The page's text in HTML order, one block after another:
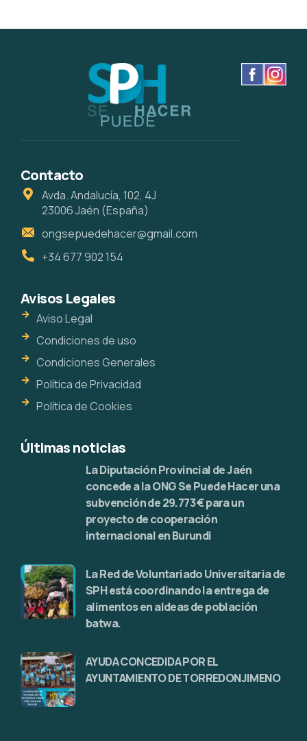
Contacto
Avda. Andalucía, 102, 4J
23006 Jaén (España)
ongsepuedehacer@gmail.com
+34 677 902 154
Avisos Legales
Aviso Legal
Condiciones de uso
Condiciones Generales
Política de Privacidad
Política de Cookies
Últimas noticias
La Diputación Provincial de Jaén
concede a la ONG Se Puede Hacer una
subvención de 29.773 € para un
proyecto de cooperación
internacional en Burundi
La Red de Voluntariado Universitaria de
SPH está coordinando la entrega de
alimentos en aldeas de población
batwa.
AYUDA CONCEDIDA POR EL
AYUNTAMIENTO DE TORREDONJIMENO